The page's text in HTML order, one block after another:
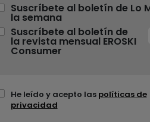
Suscríbete al boletín de Lo
la semana
Suscríbete al boletín de
la revista mensual EROSKI
Consumer
He leído y acepto las políticas de
privacidad